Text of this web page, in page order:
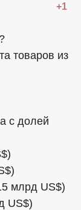
+1
товаров из
с долей
млрд US$)
US$)